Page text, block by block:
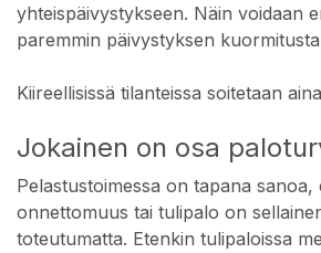
yhteispäivystykseen. Näin voidaan
paremmin päivystyksen
Kiireellisissä tilanteissa soitetaan
Jokainen on osa
Pelastustoimessa on tapana sanoa,
onnettomuus tai tulipalo on
toteutumatta. Etenkin tulipaloissa